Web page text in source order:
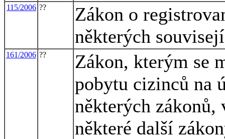
115/2006 ??
Zákon o
některých
161/2006 ??
Zákon, kterým se
pobytu cizinců na
některých zákonů,
některé další